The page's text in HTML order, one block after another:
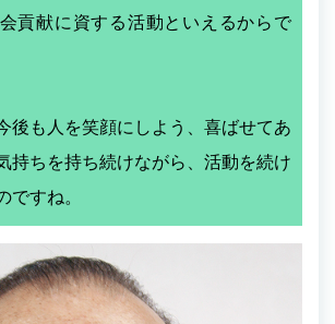
貢献に資する活動といえるからで
後も人を笑顔にしよう、喜ばせてあ
持ちを持ち続けながら、活動を続け
ですね。